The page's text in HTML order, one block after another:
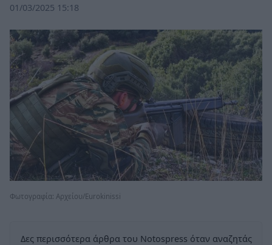
01/03/2025 15:18
Φωτογραφία: Αρχείου/Eurokinissi
Δες περισσότερα άρθρα του Notospress όταν αναζητάς